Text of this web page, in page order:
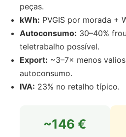
peças.
kWh: PVGIS por morada +
Autoconsumo: 30–40%
teletrabalho possível.
Export: ~3–7× menos
autoconsumo.
IVA: 23% no retalho típico.
~146 €